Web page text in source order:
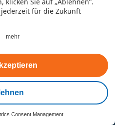
für die Zukunft
mehr
Consent Management
Impressum
AG 2026